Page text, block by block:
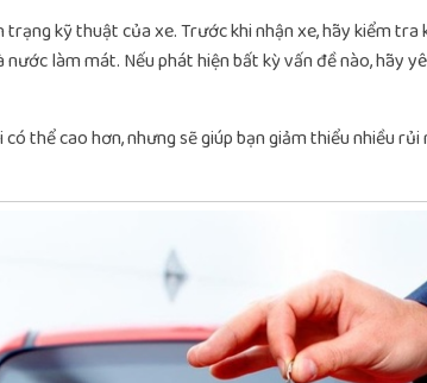
kỹ thuật của xe. Trước khi nhận xe, hãy kiểm
nước làm mát. Nếu phát hiện bất kỳ vấn đề nào, hãy
thể cao hơn, nhưng sẽ giúp bạn giảm thiểu nhiều